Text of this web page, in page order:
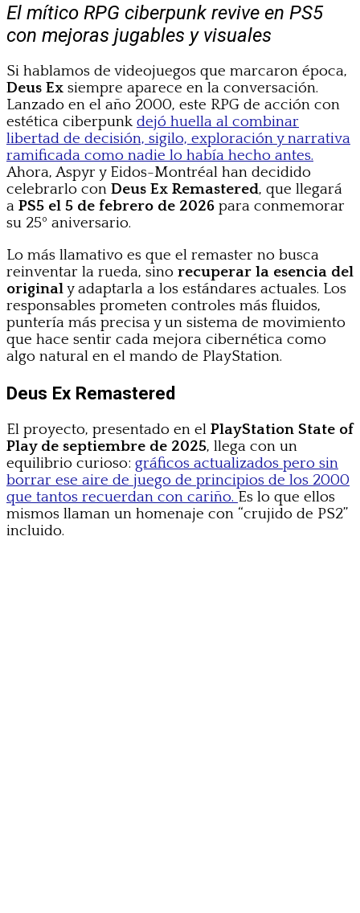
El mítico RPG ciberpunk revive en PS5
con mejoras jugables y visuales
Si hablamos de videojuegos que marcaron época,
Deus Ex siempre aparece en la conversación.
Lanzado en el año 2000, este RPG de acción con
estética ciberpunk dejó huella al combinar
libertad de decisión, sigilo, exploración y narrativa
ramificada como nadie lo había hecho antes.
Ahora, Aspyr y Eidos-Montréal han decidido
celebrarlo con Deus Ex Remastered, que llegará
a PS5 el 5 de febrero de 2026 para conmemorar
su 25º aniversario.
Lo más llamativo es que el remaster no busca
reinventar la rueda, sino recuperar la esencia del
originaly adaptarla a los estándares actuales. Los
responsables prometen controles más fluidos,
puntería más precisa y un sistema de movimiento
que hace sentir cada mejora cibernética como
algo natural en el mando de PlayStation.
Deus Ex Remastered
El proyecto, presentado en el PlayStation State of
Play de septiembre de 2025, llega con un
equilibrio curioso: gráficos actualizados pero sin
borrar ese aire de juego de principios de los 2000
que tantos recuerdan con cariño. Es lo que ellos
mismos llaman un homenaje con “crujido de PS2”
incluido.